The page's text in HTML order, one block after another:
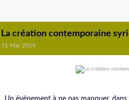
La création contemporaine
31 Mai 2019